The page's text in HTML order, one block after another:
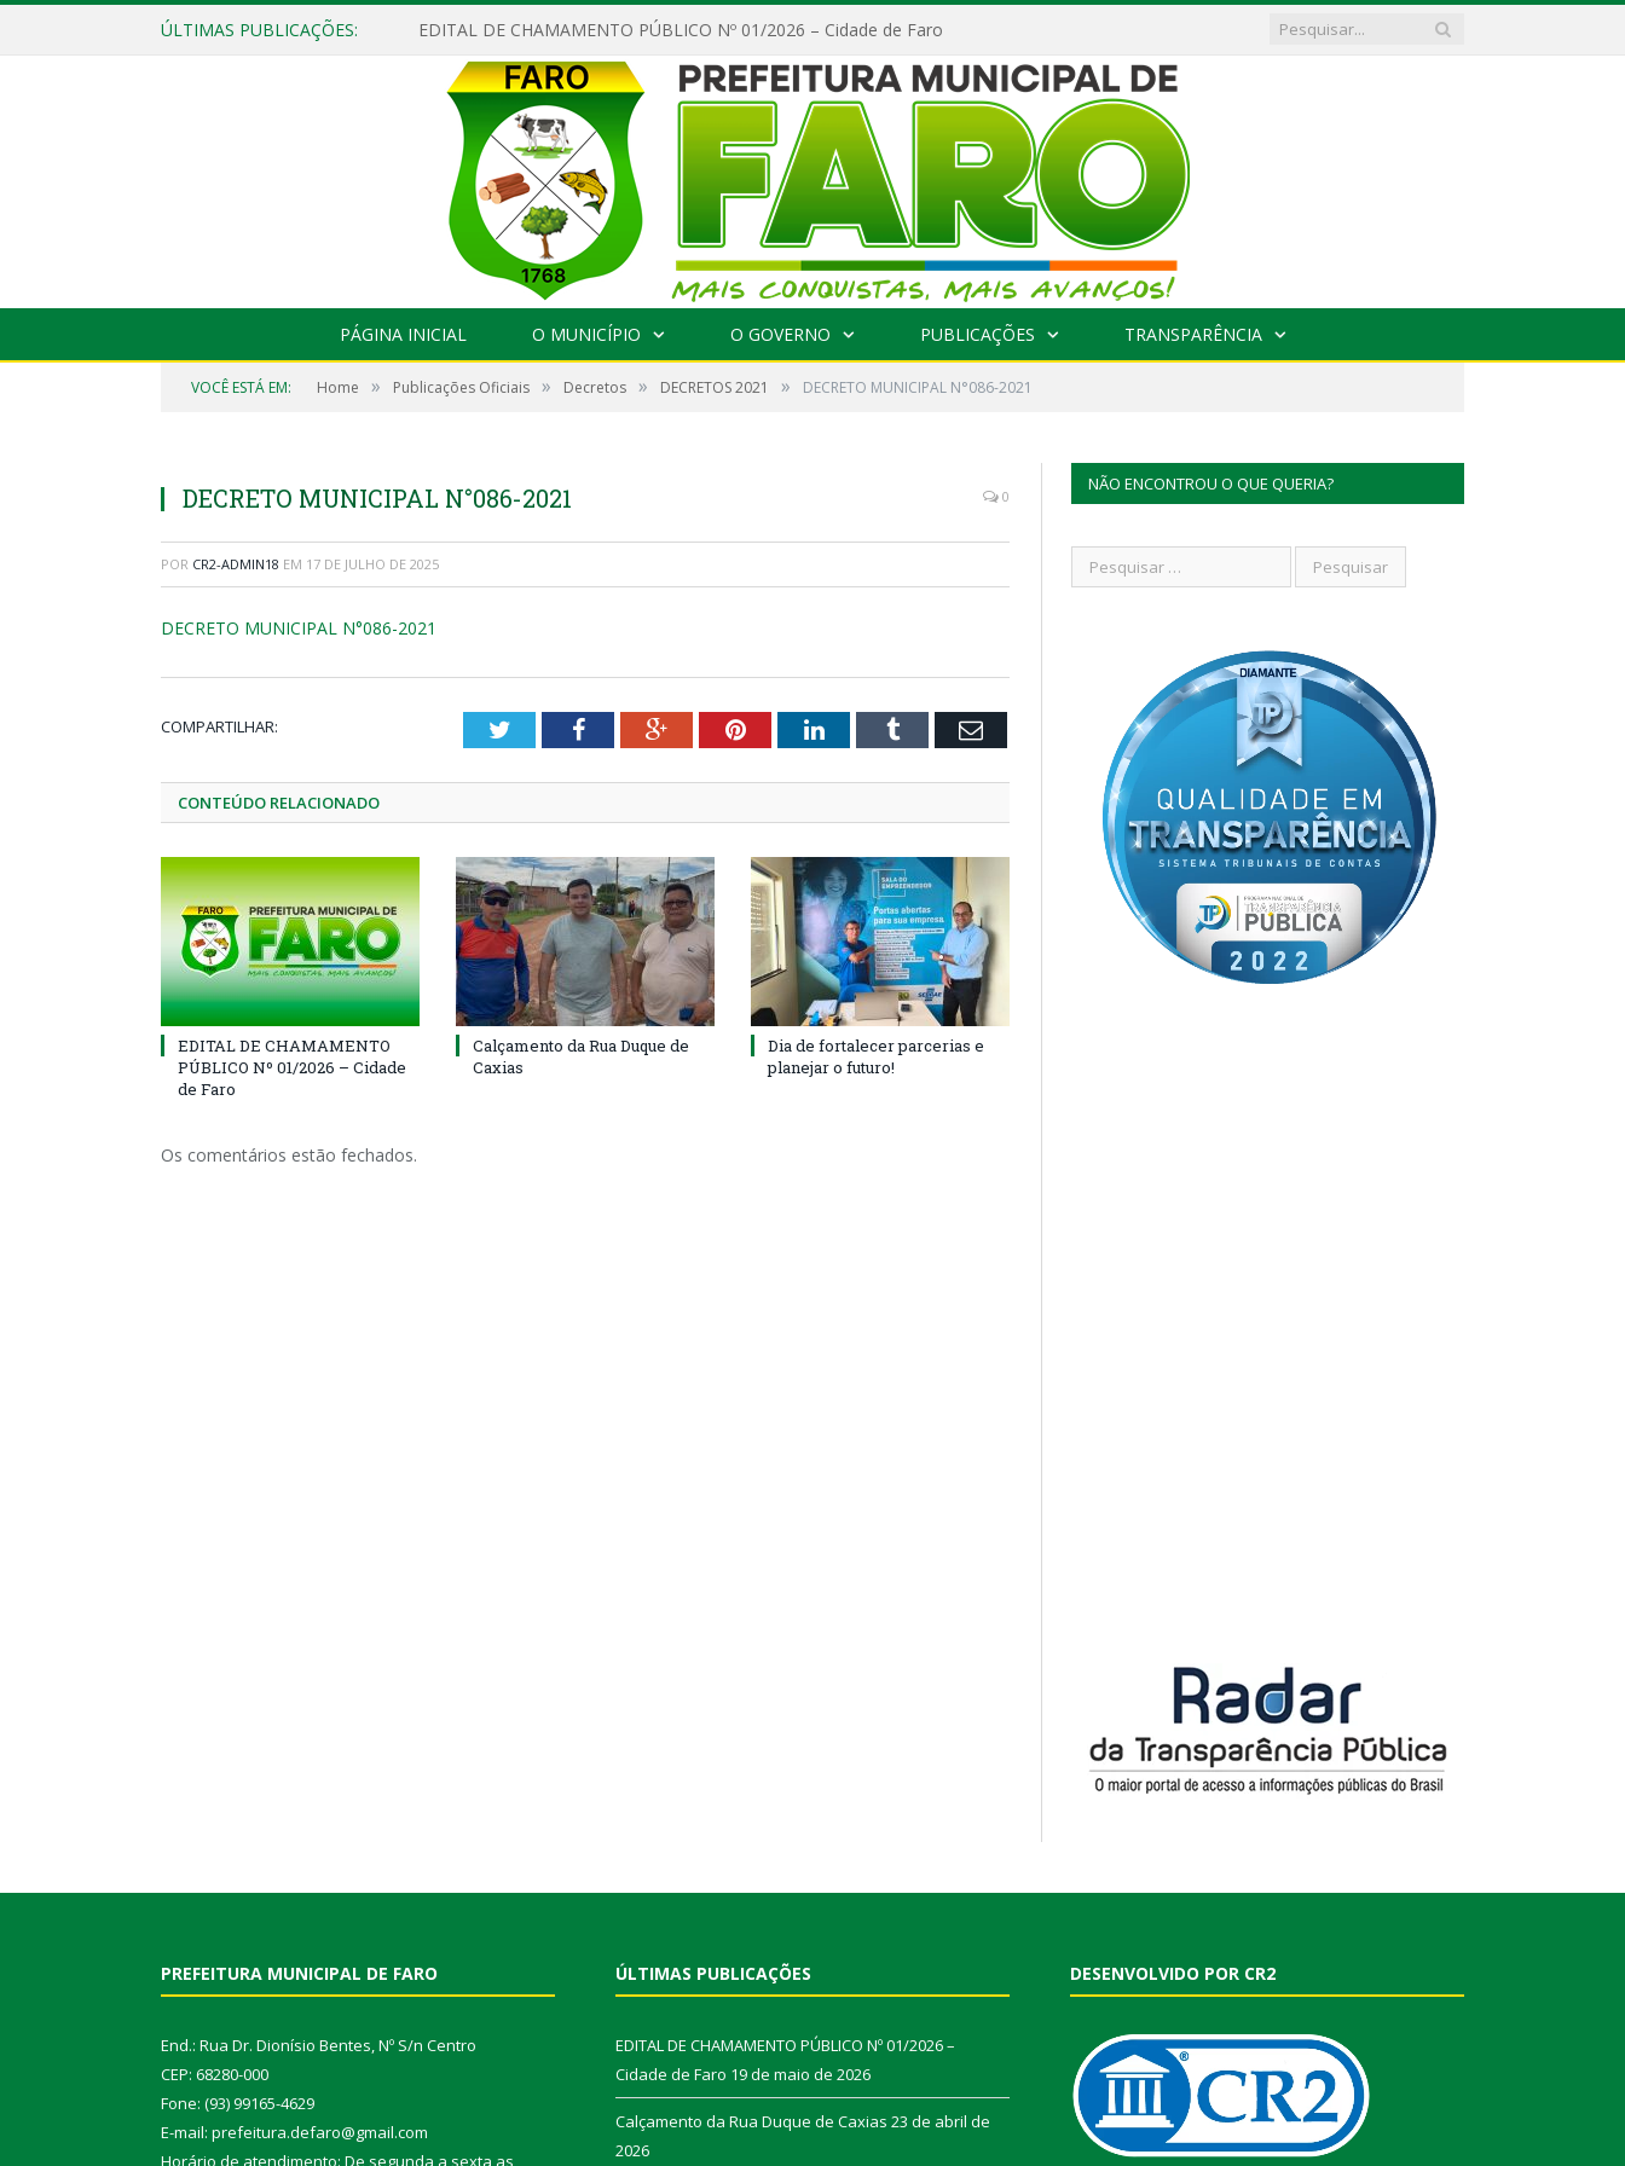
ÚLTIMAS PUBLICAÇÕES: EDITAL DE CHAMAMENTO PÚBLICO Nº 01/2026 – Cidade de Faro
PÁGINA INICIAL O MUNICÍPIO O GOVERNO PUBLICAÇÕES TRANSPARÊNCIA
VOCÊ ESTÁ EM: Home » Publicações Oficiais » Decretos » DECRETOS 2021 » DECRETO MUNICIPAL N°086-2021
DECRETO MUNICIPAL N°086-2021 0
POR CR2-ADMIN18 EM 17 DE JULHO DE 2025
DECRETO MUNICIPAL N°086-2021
COMPARTILHAR: TwitterFacebookGoogle+PinterestLinkedInTumblr Email
CONTEÚDO RELACIONADO
EDITAL DE CHAMAMENTO
PÚBLICO Nº 01/2026 – Cidade
de Faro
Calçamento da Rua Duque de
Caxias
Dia de fortalecer parcerias e
planejar o futuro!
Os comentários estão fechados.
NÃO ENCONTROU O QUE QUERIA?
PREFEITURA MUNICIPAL DE FARO
End.: Rua Dr. Dionísio Bentes, Nº S/n Centro
CEP: 68280-000
Fone: (93) 99165-4629
E-mail: prefeitura.defaro@gmail.com
Horário de atendimento: De segunda a sexta as
ÚLTIMAS PUBLICAÇÕES
EDITAL DE CHAMAMENTO PÚBLICO Nº 01/2026 –
Cidade de Faro 19 de maio de 2026
Calçamento da Rua Duque de Caxias 23 de abril de
2026
DESENVOLVIDO POR CR2